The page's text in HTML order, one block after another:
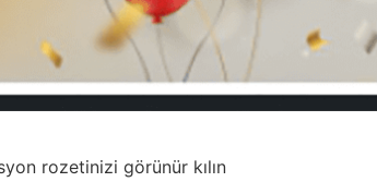
rozetinizi görünür kılın